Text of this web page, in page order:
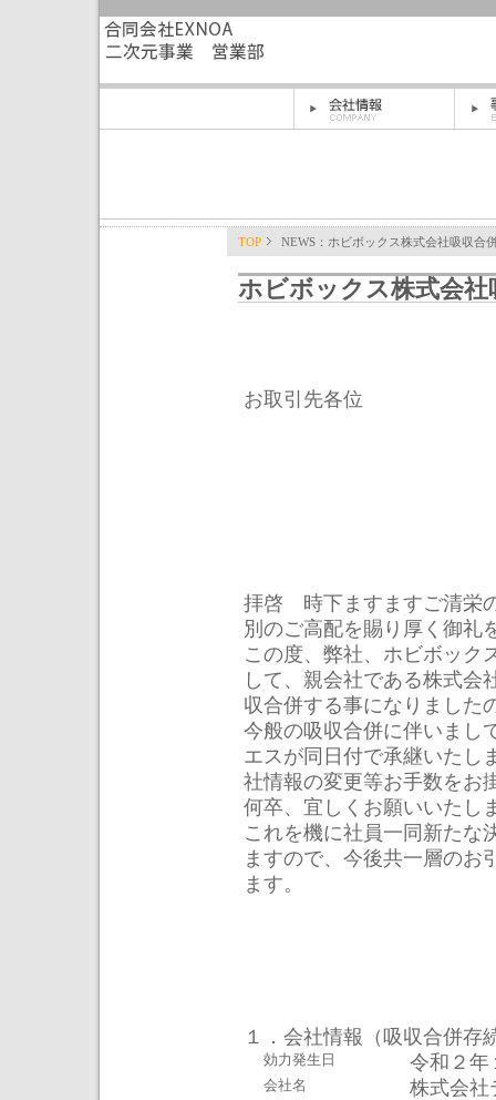
TOP NEWS：ホビボックス株式会社吸収合
ホビボックス株式会社
お取引先各位
拝啓 時下ますますご清栄
別のご高配を賜り厚く御礼
この度、弊社、ホビボック
して、親会社である株式会
収合併する事になりました
今般の吸収合併に伴いまし
エスが同日付で承継いたし
社情報の変更等お手数をお
何卒、宜しくお願いいたし
これを機に社員一同新たな
ますので、今後共一層のお
ます。
１．会社情報（吸収合併存
効力発生日 令和２年
会社名 株式会社